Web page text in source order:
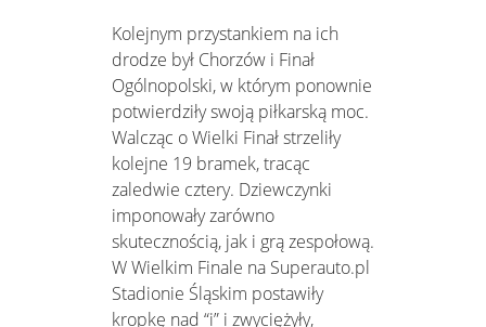
Kolejnym przystankiem na ich
drodze był Chorzów i Finał
Ogólnopolski, w którym ponownie
potwierdziły swoją piłkarską moc.
Walcząc o Wielki Finał strzeliły
kolejne 19 bramek, tracąc
zaledwie cztery. Dziewczynki
imponowały zarówno
skutecznością, jak i grą zespołową.
W Wielkim Finale na Superauto.pl
Stadionie Śląskim postawiły
kropkę nad “i” i zwyciężyły,